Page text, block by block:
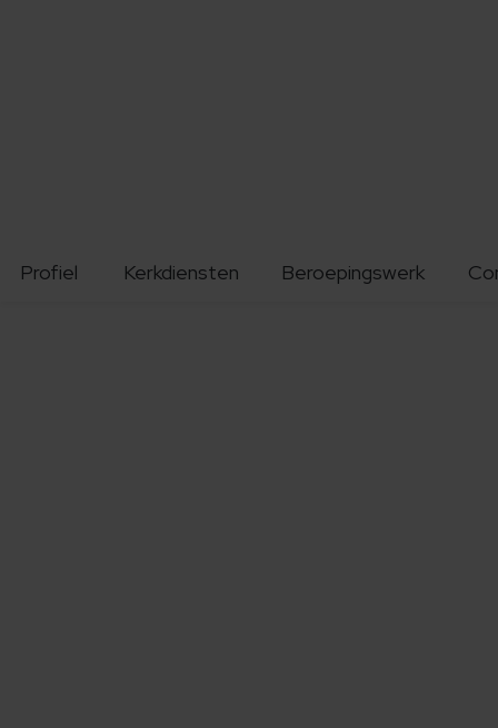
Profiel Kerkdiensten Beroepingswerk